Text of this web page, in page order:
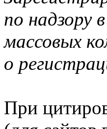
по надзору
массовых
о
При